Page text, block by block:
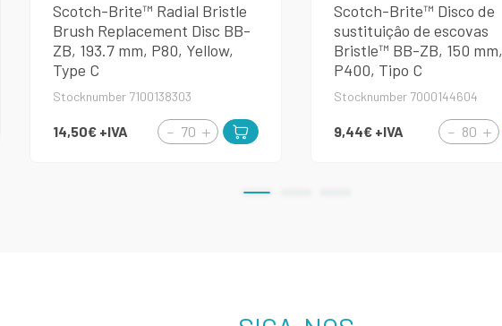
Scotch-Brite™ Radial Bristle
Brush Replacement Disc BB-
ZB, 193.7 mm, P80, Yellow,
Type C
Stocknumber 7100138303
14,50€ +IVA
Scotch-Brite™ Disco de
sustituiçâo de escovas
Bristle™ BB-ZB, 150 mm,
P400, Tipo C
Stocknumber 7000144604
9,44€ +IVA